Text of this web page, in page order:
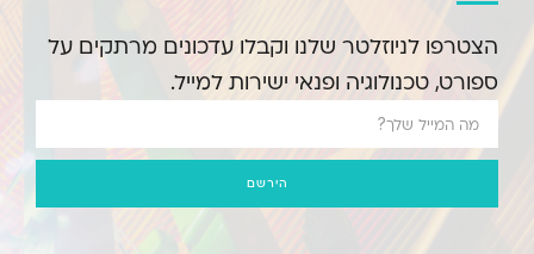
הצטרפו לניוזלטר שלנו וקבלו עדכונים מרתקים על
ספורט, טכנולוגיה ופנאי ישירות למייל.
הירשם